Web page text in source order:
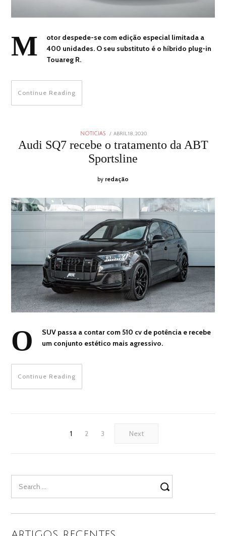
M
otor despede-se com edição especial limitada a
400 unidades. O seu substituto é o híbrido plug-in
Touareg R.
Continue Reading
NOTICIAS
POSTED
ON
ABRIL 18, 2020
Audi SQ7 recebe o tratamento da ABT
Sportsline
by redação
O
SUV passa a contar com 510 cv de potência e recebe
um conjunto estético mais agressivo.
Continue Reading
1 2 3 Next
for: